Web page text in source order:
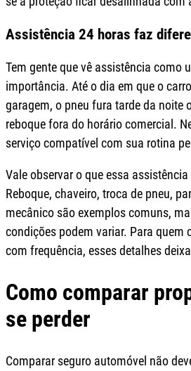
Assistência 24 horas faz
Tem gente que vê assistência como
importância. Até o dia em que o
garagem, o pneu fura tarde da noite
reboque fora do horário comercial.
serviço compatível com sua rotina
Vale observar o que essa
Reboque, chaveiro, troca de pneu,
mecânico são exemplos comuns,
condições podem variar. Para quem
com frequência, esses detalhes
Como comparar
se perder
Comparar seguro automóvel não